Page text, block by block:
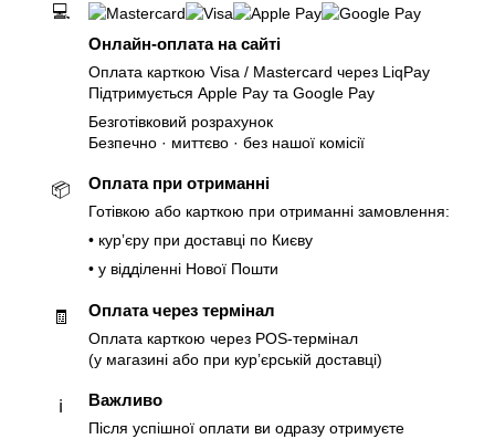
💻
Онлайн-оплата на сайті
Оплата карткою Visa / Mastercard через LiqPay
Підтримується Apple Pay та Google Pay
Безготівковий розрахунок
Безпечно · миттєво · без нашої комісії
📦 Оплата при отриманні
Готівкою або карткою при отриманні замовлення:
• курʼєру при доставці по Києву
• у відділенні Нової Пошти
🧾 Оплата через термінал
Оплата карткою через POS-термінал
(у магазині або при курʼєрській доставці)
ℹ️ Важливо
Після успішної оплати ви одразу отримуєте